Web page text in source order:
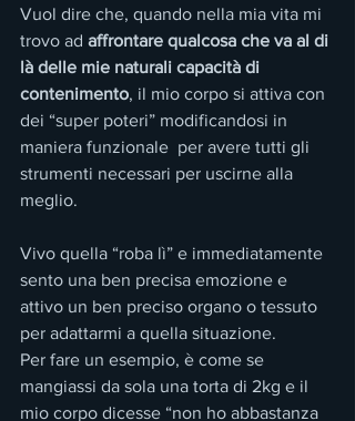
Vuol dire che, quando nella mia vita mi
trovo ad affrontare qualcosa che va al di
là delle mie naturali capacità di
contenimento, il mio corpo si attiva con
dei “super poteri” modificandosi in
maniera funzionale  per avere tutti gli
strumenti necessari per uscirne alla
meglio.
Vivo quella “roba lì” e immediatamente
sento una ben precisa emozione e
attivo un ben preciso organo o tessuto
per adattarmi a quella situazione.
Per fare un esempio, è come se
mangiassi da sola una torta di 2kg e il
mio corpo dicesse “non ho abbastanza